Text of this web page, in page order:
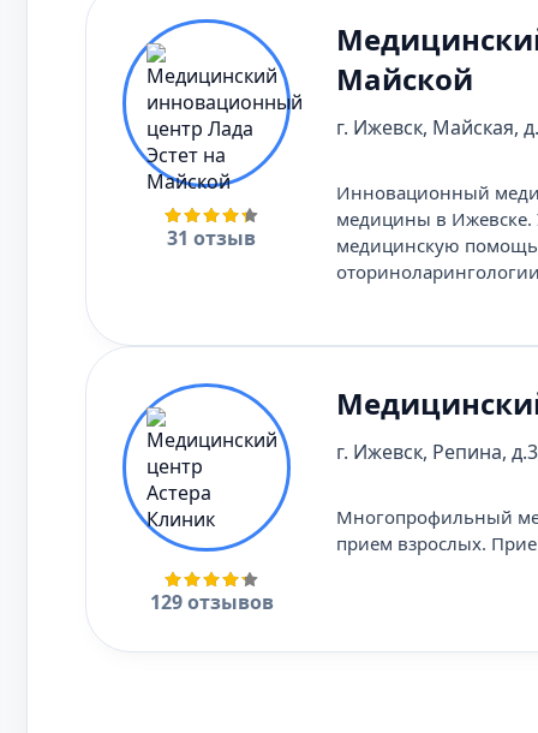
31 отзыв
Майской
г. Ижевск, Майская,
Инновационный
медицины в Ижевске.
медицинскую помощь
129 отзывов
г. Ижевск, Репина,
Многопрофильный
прием взрослых.